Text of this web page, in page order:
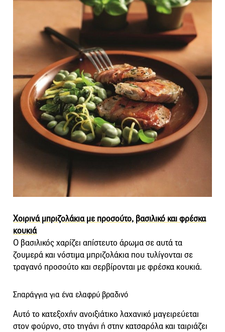
Χοιρινά μπριζολάκια με προσούτο, βασιλικό και φρέσκα
κουκιά
Ο βασιλικός χαρίζει απίστευτο άρωμα σε αυτά τα
ζουμερά και νόστιμα μπριζολάκια που τυλίγονται σε
τραγανό προσούτο και σερβίρονται με φρέσκα κουκιά.
Σπαράγγια για ένα ελαφρύ βραδινό
Αυτό το κατεξοχήν ανοιξιάτικο λαχανικό μαγειρεύεται
στον φούρνο, στο τηγάνι ή στην κατσαρόλα και ταιριάζει